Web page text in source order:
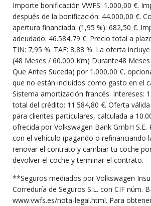
Importe bonificación VWFS: 1.000,00 €.
después de la bonificación: 44.000,00 €.
apertura financiada: (1,95 %): 682,50 €.
adeudado: 46.584,79 €. Precio total a
TIN: 7,95 %. TAE: 8,88 %. La oferta
(48 Meses / 60.000 Km) Durante48
Que Antes Suceda) por 1.000,00 €,
que no están incluidos como gasto en el
Sistema amortización francés. Intereses:
total del crédito: 11.584,80 €. Oferta
para clientes particulares, calculada a
ofrecida por Volkswagen Bank GmbH S.E.
con el vehículo (pagando o refinanciando
renovar el contrato y cambiar tu coche
devolver el coche y terminar el contrato.
**Seguros mediados por Volkswagen
Correduría de Seguros S.L. con CIF núm.
www.vwfs.es/nota-legal.html. Para